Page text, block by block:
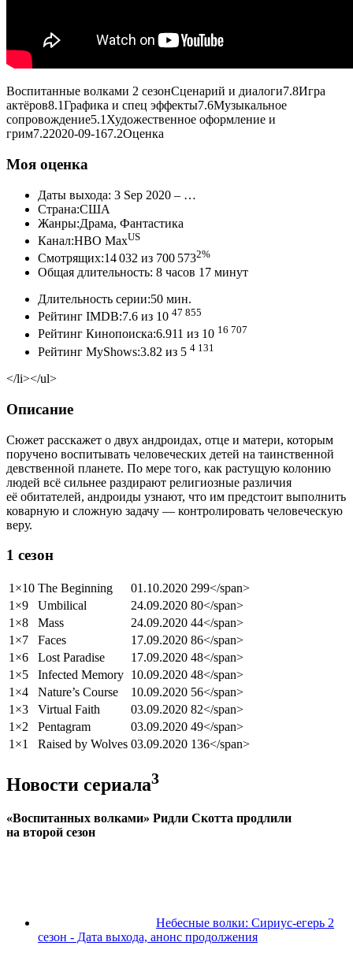
Воспитанные волками 2 сезонСценарий и диалоги7.8Игра
актёров8.1Графика и спец эффекты7.6Музыкальное
сопровождение5.1 Художественное оформление и
грим7.22020-09-167.2Оценка
Моя оценка
Даты выхода: 3 Sep 2020 – …
Страна:США
Жанры:Драма, Фантастика
Канал:HBO MaxUS
Смотрящих:14 032 из 700 5732%
Общая длительность: 8 часов 17 минут
Длительность серии:50 мин.
Рейтинг IMDB:7.6 из 10 47 855
Рейтинг Кинопоиска:6.911 из 10 16 707
Рейтинг MyShows:3.82 из 5 4 131
</li></ul>
Описание
Сюжет расскажет о двух андроидах, отце и матери, которым
поручено воспитывать человеческих детей на таинственной
девственной планете. По мере того, как растущую колонию
людей всё сильнее раздирают религиозные различия
её обитателей, андроиды узнают, что им предстоит выполнить
коварную и сложную задачу — контролировать человеческую
веру.
1 сезон
1×10 The Beginning 01.10.2020 299</span>
1×9
Umbilical 24.09.2020 80</span>
1×8
Mass 24.09.2020 44</span>
1×7
Faces 17.09.2020 86</span>
1×6
Lost Paradise 17.09.2020 48</span>
1×5
Infected Memory 10.09.2020 48</span>
1×4
Nature’s Course 10.09.2020 56</span>
1×3
Virtual Faith 03.09.2020 82</span>
1×2
Pentagram 03.09.2020 49</span>
1×1
Raised by Wolves 03.09.2020 136</span>
Новости сериала3
«Воспитанных волками» Ридли Скотта продлили
на второй сезон
Небесные волки: Сириус-егерь 2
сезон - Дата выхода, анонс продолжения